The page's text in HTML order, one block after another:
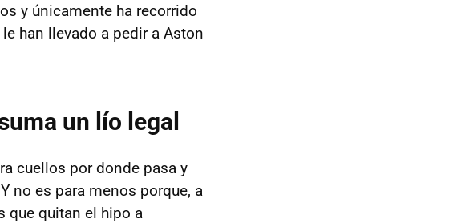
y únicamente ha recorrido
le han llevado a pedir a Aston
un lío legal
cuellos por donde pasa y
no es para menos porque, a
que quitan el hipo a